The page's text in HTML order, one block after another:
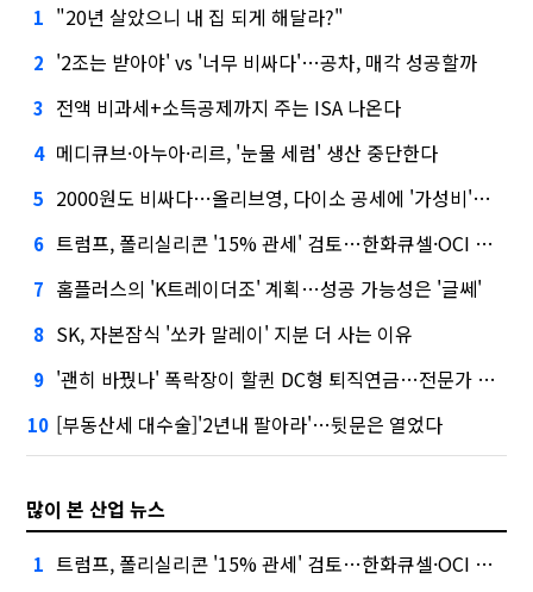
1 "20년 살았으니 내 집 되게 해달라?"
2 '2조는 받아야' vs '너무 비싸다'…공차, 매각 성공할까
3 전액 비과세+소득공제까지 주는 ISA 나온다
4 메디큐브·아누아·리르, '눈물 세럼' 생산 중단한다
5 2000원도 비싸다…올리브영, 다이소 공세에 '가성비'로 맞불
6 트럼프, 폴리실리콘 '15% 관세' 검토…한화큐셀·OCI 영향은?
7 홈플러스의 'K트레이더조' 계획…성공 가능성은 '글쎄'
8 SK, 자본잠식 '쏘카 말레이' 지분 더 사는 이유
9 '괜히 바꿨나' 폭락장이 할퀸 DC형 퇴직연금…전문가 조언은
10 [부동산세 대수술]'2년내 팔아라'…뒷문은 열었다
많이 본 산업 뉴스
1 트럼프, 폴리실리콘 '15% 관세' 검토…한화큐셀·OCI 영향은?